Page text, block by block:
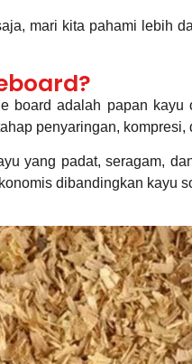
mari kita pahami lebih
board adalah papan
penyaringan,
yang padat, seragam,
dibandingkan kayu